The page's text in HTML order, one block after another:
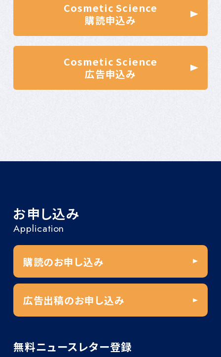
Cosmetic Science
購読申込み
Cosmetic Science
広告申込み
お申し込み
Application
購読のお申し込み
広告出稿のお申し込み
無料ニュースレター登録